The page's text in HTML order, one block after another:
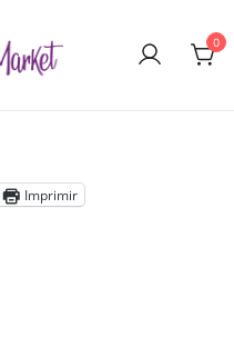
y listas para el cambio.
hoy mismo.
0
Imprimir